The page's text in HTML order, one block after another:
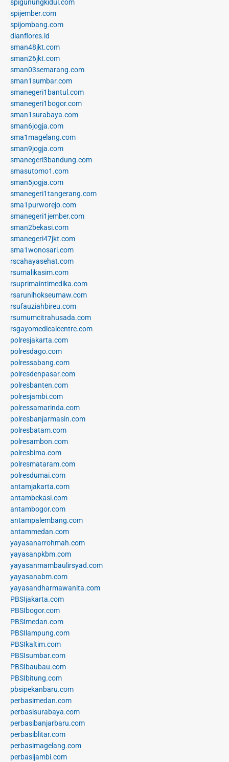
spigunungkidul.com
spijember.com
spijombang.com
dianflores.id
sman48jkt.com
sman26jkt.com
sman03semarang.com
sman1sumbar.com
smanegeri1bantul.com
smanegeri1bogor.com
sman1surabaya.com
sman6jogja.com
sma1magelang.com
sman9jogja.com
smanegeri3bandung.com
smasutomo1.com
sman5jogja.com
smanegeri1tangerang.com
sma1purworejo.com
smanegeri1jember.com
sman2bekasi.com
smanegeri47jkt.com
sma1wonosari.com
rscahayasehat.com
rsumalikasim.com
rsuprimaintimedika.com
rsarunlhokseumaw.com
rsufauziahbireu.com
rsumumcitrahusada.com
rsgayomedicalcentre.com
polresjakarta.com
polresdago.com
polressabang.com
polresdenpasar.com
polresbanten.com
polresjambi.com
polressamarinda.com
polresbanjarmasin.com
polresbatam.com
polresambon.com
polresbima.com
polresmataram.com
polresdumai.com
antamjakarta.com
antambekasi.com
antambogor.com
antampalembang.com
antammedan.com
yayasanarrohmah.com
yayasanpkbm.com
yayasanmambaulirsyad.com
yayasanabm.com
yayasandharmawanita.com
PBSIjakarta.com
PBSIbogor.com
PBSImedan.com
PBSIlampung.com
PBSIkaltim.com
PBSIsumbar.com
PBSIbaubau.com
PBSIbitung.com
pbsipekanbaru.com
perbasimedan.com
perbasisurabaya.com
perbasibanjarbaru.com
perbasiblitar.com
perbasimagelang.com
perbasijambi.com